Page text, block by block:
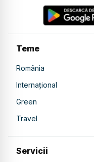
Teme
România
Internațional
Green
Travel
Servicii